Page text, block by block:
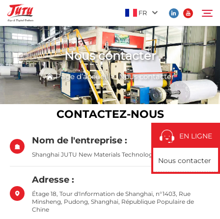
FR
Page d’accueil
Produits
À Propos De Nous
Application
Actualités
Contactez-Nous
Rechercher
EN LIGNE
Nous contacter
Nous contacter
Page d’accueil>Nous contacter
CONTACTEZ-NOUS
Nom de l'entreprise :
Shanghai JUTU New Materials Technology Limited
Adresse :
Étage 18, Tour d'Information de Shanghai, n°1403, Rue
Minsheng, Pudong, Shanghai, République Populaire de
Chine